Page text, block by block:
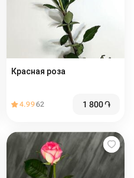
Красная роза
4.9962 1 800֏